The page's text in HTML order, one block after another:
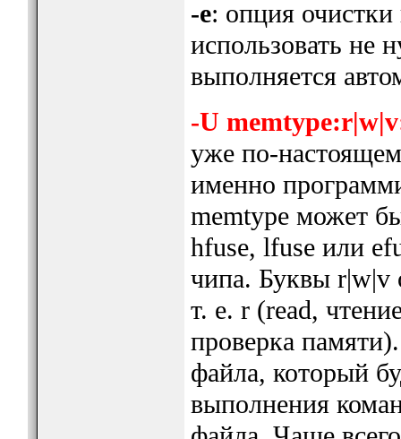
-e: опция
использовать не
выполняется
-U
уже по-
именно
memtype может
hfuse, lfuse или
чипа. Буквы r|w|v
т. е. r (read,
проверка
файла, который
выполнения